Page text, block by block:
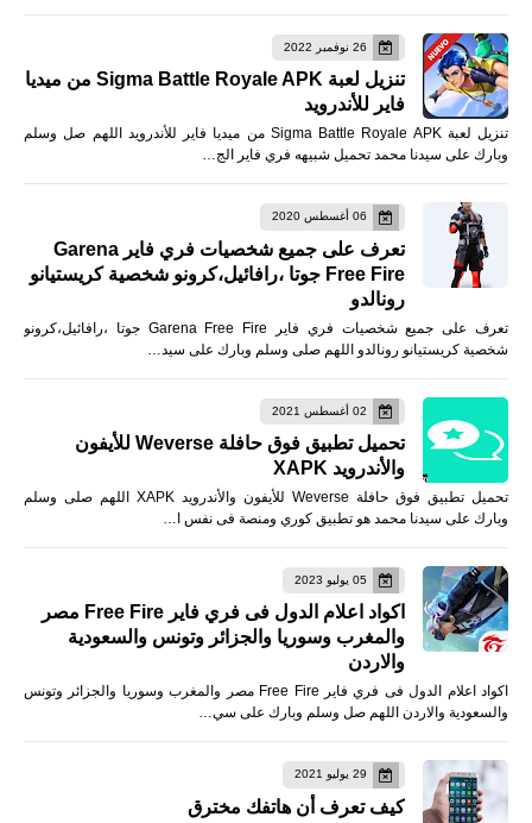
26 نوفمبر 2022
تنزيل لعبة Sigma Battle Royale APK من ميديا
فاير للأندرويد
تنزيل لعبة Sigma Battle Royale APK من ميديا فاير للأندرويد اللهم صل وسلم
وبارك على سيدنا محمد تحميل شبيهه فري فاير الج…
06 أغسطس 2020
تعرف على جميع شخصيات فري فاير Garena
Free Fire جوتا ،رافائيل،كرونو شخصية كريستيانو
رونالدو
تعرف على جميع شخصيات فري فاير Garena Free Fire جوتا ،رافائيل،كرونو
شخصية كريستيانو رونالدو اللهم صلى وسلم وبارك على سيد…
02 أغسطس 2021
تحميل تطبيق فوق حافلة Weverse للأيفون
والأندرويد XAPK
تحميل تطبيق فوق حافلة Weverse للأيفون والأندرويد XAPK اللهم صلى وسلم
وبارك على سيدنا محمد هو تطبيق كوري ومنصة فى نفس ا…
05 يوليو 2023
اكواد اعلام الدول فى فري فاير Free Fire مصر
والمغرب وسوريا والجزائر وتونس والسعودية
والاردن
اكواد اعلام الدول فى فري فاير Free Fire مصر والمغرب وسوريا والجزائر وتونس
والسعودية والاردن اللهم صل وسلم وبارك على سي…
29 يوليو 2021
كيف تعرف أن هاتفك مخترق